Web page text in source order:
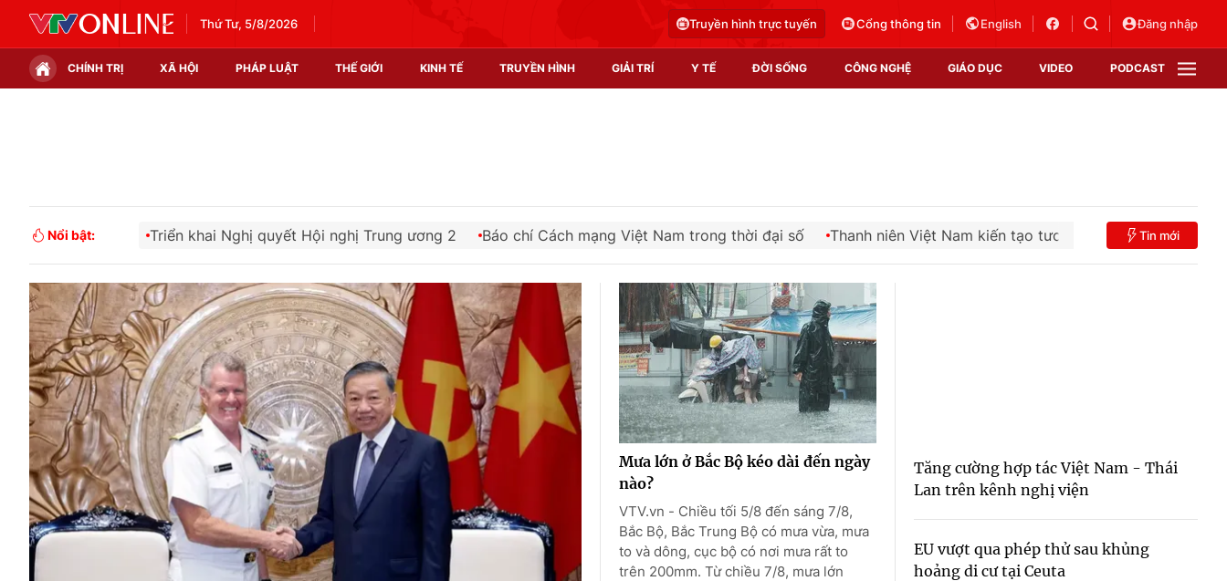
Thứ Tư, 5/8/2026 Truyền hình trực tuyến Cổng thông tin English Đăng nhập
CHÍNH TRỊ XÃ HỘI PHÁP LUẬT THẾ GIỚI KINH TẾ TRUYỀN HÌNH GIẢI TRÍ Y TẾ ĐỜI SỐNG CÔNG NGHỆ GIÁO DỤC VIDEO PODCAST
Câu chuyện quốc tế
Góc doanh nghiệp
Dữ liệu và đời sống
Nhân vật
Khán giả
Giải sao mai
Podcast
EMagazine
Photo
Infographic
Góc ảnh
Giải trí
Điện ảnh
Âm nhạc
Đời sống
Du lịch
Làm đẹp
Giáo dục
Tuyển sinh
Học trực tuyến
Hitech Công nghệ tương lai
Sản phẩm
Thị trường 24h
Tấm lòng Việt
Vươn mình bằng AI
VTV4
Nổi bật:
quyết Hội nghị Trung ương 2 Báo chí Cách mạng Việt Nam trong thời đại số Thanh niên Việt Nam kiến tạo tương lai Chiến dịch 500 ngày đêm tìm kiếm, quy tập và
Tin mới
Mưa lớn ở Bắc Bộ kéo dài đến ngày
nào?
VTV.vn - Chiều tối 5/8 đến sáng 7/8,
Bắc Bộ, Bắc Trung Bộ có mưa vừa, mưa
to và dông, cục bộ có nơi mưa rất to
trên 200mm. Từ chiều 7/8, mưa lớn
Tăng cường hợp tác Việt Nam - Thái
Lan trên kênh nghị viện
EU vượt qua phép thử sau khủng
hoảng di cư tại Ceuta